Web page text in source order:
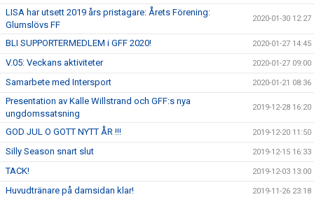
LISA har utsett 2019 års pristagare: Årets Förening:
Glumslövs FF
2020-01-30 12:27
BLI SUPPORTERMEDLEM i GFF 2020! 2020-01-27 14:45
V.05: Veckans aktiviteter 2020-01-27 09:00
Samarbete med Intersport 2020-01-21 08:36
Presentation av Kalle Willstrand och GFF:s nya
ungdomssatsning
2019-12-28 16:20
GOD JUL O GOTT NYTT ÅR !!! 2019-12-20 11:50
Silly Season snart slut 2019-12-15 16:33
TACK! 2019-12-03 13:00
Huvudtränare på damsidan klar! 2019-11-26 23:18